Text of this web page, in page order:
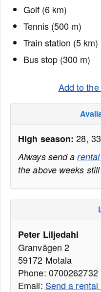
Golf (6 km)
Tennis (500 m)
Train station (5 km)
Bus stop (300 m)
Add to
High season: 28,
Always send a
the above weeks
Peter Liljedahl
Granvägen 2
59172 Motala
Phone: 0700262732
Email: Send a